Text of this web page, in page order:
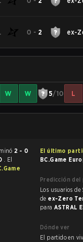
0 - 2 ex-
W W 5/10 L
terminó 2 - 0
. El
El último
BC.Game
Predicción
Los usuarios de Strafe tenían un favorito en este
de ex-Zero
para ASTRAL
Dónde ver
El partido en